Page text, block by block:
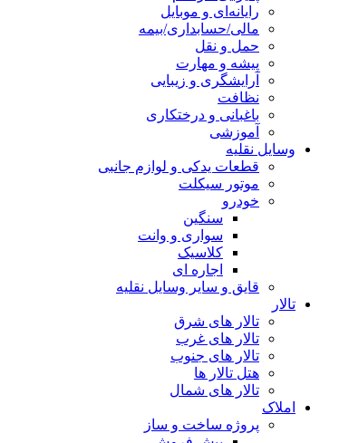
رایانه‌ای و موبایل
مالی/حسابداری/بیمه
حمل و نقل
پیشه و مهارت
آرایشگری و زیبایی
نظافت
باغبانی و درختکاری
آموزشی
وسایل نقلیه
قطعات یدکی و لوازم جانبی
موتور سیکلت
خودرو
سنگین
سواری و وانت
کلاسیک
اجاره ای
قایق و سایر وسایل نقلیه
تالار
تالار های شرق
تالار های غرب
تالار های جنوب
هتل تالار ها
تالار های شمال
املاک
پروژه ساخت و ساز